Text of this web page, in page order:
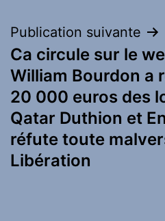
Publication suivante
Ca circule sur le
William Bourdon a
20 000 euros des
Qatar Duthion et
réfute toute
Libération